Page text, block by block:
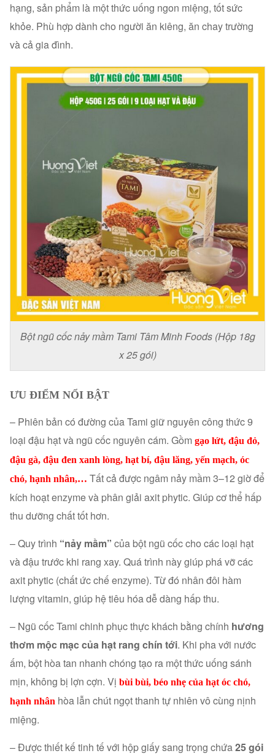
hạng, sản phẩm là một thức uống ngon miệng, tốt sức
khỏe. Phù hợp dành cho người ăn kiêng, ăn chay trường
và cả gia đình.
Bột ngũ cốc nảy mầm Tami Tâm Minh Foods (Hộp 18g
x 25 gói)
ƯU ĐIỂM NỔI BẬT
– Phiên bản có đường của Tami giữ nguyên công thức 9
loại đậu hạt và ngũ cốc nguyên cám. Gồm gạo lứt, đậu đỏ,
đậu gà, đậu đen xanh lòng, hạt bí, đậu lăng, yến mạch, óc
chó, hạnh nhân,… Tất cả được ngâm nảy mầm 3–12 giờ để
kích hoạt enzyme và phân giải axit phytic. Giúp cơ thể hấp
thu dưỡng chất tốt hơn.
– Quy trình “nảy mầm” của bột ngũ cốc cho các loại hạt
và đậu trước khi rang xay. Quá trình này giúp phá vỡ các
axit phytic (chất ức chế enzyme). Từ đó nhân đôi hàm
lượng vitamin, giúp hệ tiêu hóa dễ dàng hấp thu.
– Ngũ cốc Tami chinh phục thực khách bằng chính hương
thơm mộc mạc của hạt rang chín tới. Khi pha với nước
ấm, bột hòa tan nhanh chóng tạo ra một thức uống sánh
mịn, không bị lợn cợn. Vị bùi bùi, béo nhẹ của hạt óc chó,
hạnh nhân hòa lẫn chút ngọt thanh tự nhiên vô cùng nịnh
miệng.
– Được thiết kế tinh tế với hộp giấy sang trọng chứa25 gói